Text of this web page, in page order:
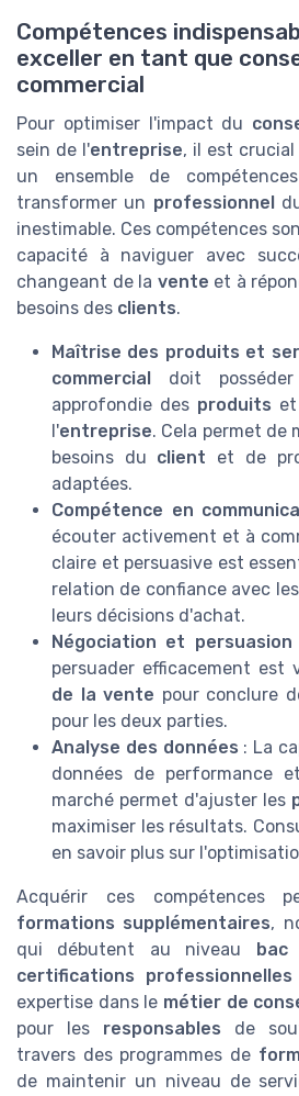
Compétences
exceller en tant que
commercial
Pour optimiser l'impact du
sein de l'entreprise, il est
un ensemble de
transformer un professionnel
inestimable. Ces compétences
capacité à naviguer avec
changeant de la vente et à
besoins des clients.
Maîtrise des produits et
commercial
doit posséder
approfondie des produits et
l'entreprise. Cela permet de
besoins du client et de
adaptées.
Compétence en
écouter activement et à
claire et persuasive est
relation de confiance avec les
leurs décisions d'achat.
Négociation et persuasion
persuader efficacement est
de la vente pour conclure
pour les deux parties.
Analyse des données : La
données de performance
marché permet d'ajuster les
maximiser les résultats.
en savoir plus sur
Acquérir ces compétences
formations supplémentaires,
qui débutent au niveau
bac
certifications professionnelles
expertise dans le métier de
pour les responsables de
travers des programmes de
de maintenir un niveau de